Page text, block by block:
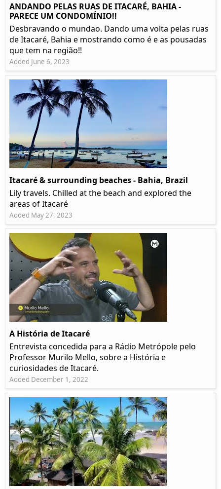
ANDANDO PELAS RUAS DE ITACARÉ, BAHIA -
PARECE UM CONDOMÍNIO!!
Desbravando o mundao. Dando uma volta pelas ruas
de Itacaré, Bahia e mostrando como é e as pousadas
que tem na região!!
Added June 6, 2023
Itacaré & surrounding beaches - Bahia, Brazil
Lily travels. Chilled at the beach and explored the
areas of Itacaré
Added May 27, 2023
A História de Itacaré
Entrevista concedida para a Rádio Metrópole pelo
Professor Murilo Mello, sobre a História e
curiosidades de Itacaré.
Added December 1, 2022